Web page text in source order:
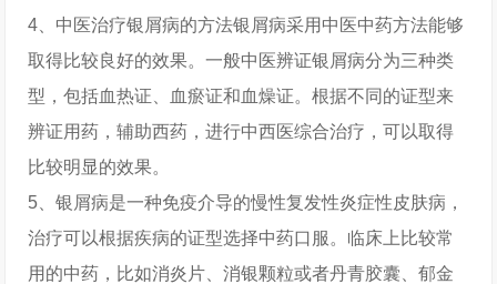
4、中医治疗银屑病的方法银屑病采用中医中药方法能够
取得比较良好的效果。一般中医辨证银屑病分为三种类
型，包括血热证、血瘀证和血燥证。根据不同的证型来
辨证用药，辅助西药，进行中西医综合治疗，可以取得
比较明显的效果。
5、银屑病是一种免疫介导的慢性复发性炎症性皮肤病，
治疗可以根据疾病的证型选择中药口服。临床上比较常
用的中药，比如消炎片、消银颗粒或者丹青胶囊、郁金